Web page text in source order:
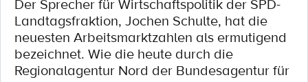
Der Sprecher für Wirtschaftspolitik der SPD-
Landtagsfraktion, Jochen Schulte, hat die
neuesten Arbeitsmarktzahlen als ermutigend
bezeichnet. Wie die heute durch die
Regionalagentur Nord der Bundesagentur für